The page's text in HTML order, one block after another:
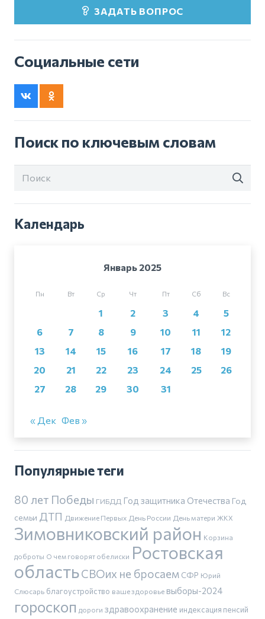
ЗАДАТЬ ВОПРОС
Социальные сети
Поиск по ключевым словам
Календарь
Январь 2025
Пн Вт Ср Чт Пт Сб Вс
1 2 3 4
5
6
7 8 9 10 11
12
13
14 15 16 17 18
19
20
21 22 23 24 25
26
27
28 29 30 31
« Дек Фев »
Популярные теги
80 лет Победы ГИБДД Год защитника Отечества Год
семьи ДТП Движение Первых День России День матери ЖКХ
Зимовниковский район Корзина
доброты О чем говорят обелиски Ростовская
областьСВОих не бросаем СФР Юрий
Слюсарь благоустройство ваше здоровье выборы-2024
гороскоп дороги здравоохранение индексация пенсий